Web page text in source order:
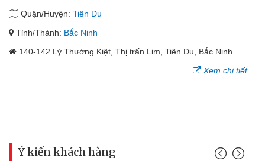
Quận/Huyện: Tiên Du
Tỉnh/Thành: Bắc Ninh
140-142 Lý Thường Kiệt, Thị trấn Lim, Tiên Du, Bắc Ninh
Xem chi tiết
Ý kiến khách hàng